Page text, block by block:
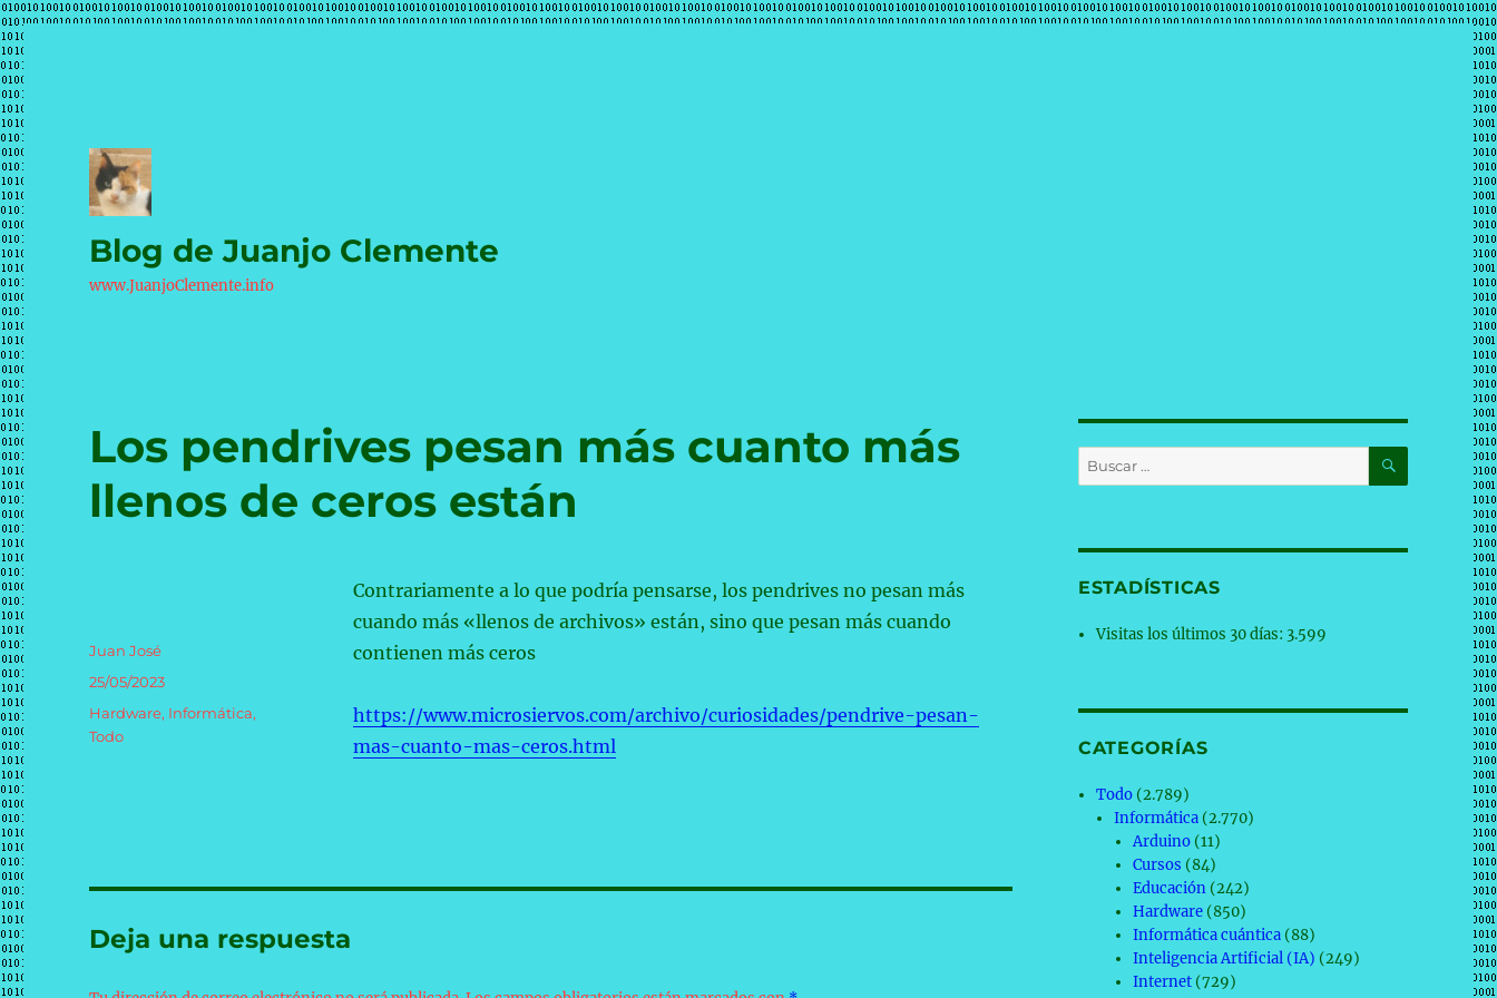
Blog de Juanjo Clemente
www.JuanjoClemente.info
Los pendrives pesan más cuanto más
llenos de ceros están
Contrariamente a lo que podría pensarse, los pendrives no pesan más
cuando más «llenos de archivos» están, sino que pesan más cuando
contienen más ceros
https://www.microsiervos.com/archivo/curiosidades/pendrive-pesan-
mas-cuanto-mas-ceros.html
Autor
Juan José
Publicado
25/05/2023
Categorías
Hardware, Informática,
Todo
Deja una respuesta
Buscar
por:
BUSCAR
ESTADÍSTICAS
Visitas los últimos 30 días: 3.599
CATEGORÍAS
Todo (2.789)
Informática (2.770)
Arduino(11)
Cursos (84)
Educación(242)
Hardware(850)
Informática cuántica(88)
Inteligencia Artificial (IA) (249)
Internet(729)